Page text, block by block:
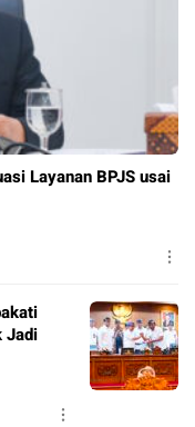
Layanan BPJS usai
Jadi